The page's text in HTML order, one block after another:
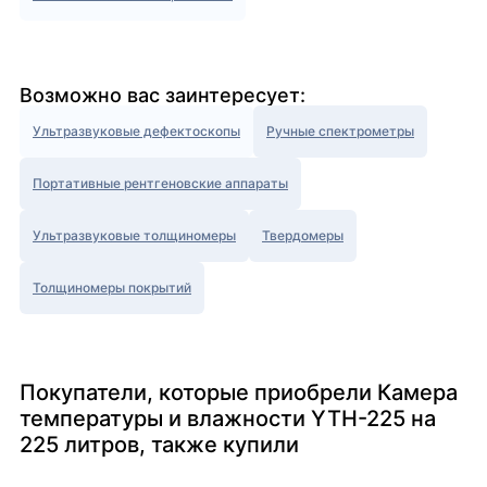
Возможно вас заинтересует:
Ультразвуковые дефектоскопы Ручные спектрометры
Портативные рентгеновские аппараты
Ультразвуковые толщиномеры Твердомеры
Толщиномеры покрытий
Покупатели, которые приобрели Камера
температуры и влажности YTH-225 на
225 литров, также купили